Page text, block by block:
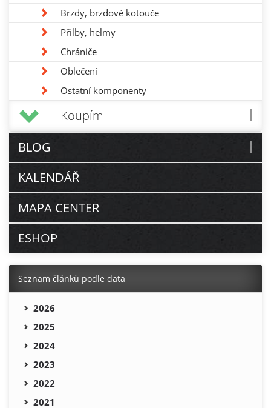
Brzdy, brzdové kotouče
Přilby, helmy
Chrániče
Oblečení
Ostatní komponenty
Koupím
BLOG
KALENDÁŘ
MAPA CENTER
ESHOP
Seznam článků podle data
2026
2025
2024
2023
2022
2021